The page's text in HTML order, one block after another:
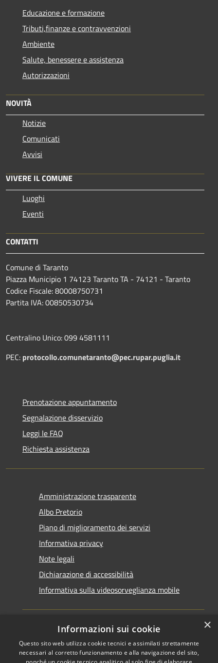
Educazione e formazione
Tributi,finanze e contravvenzioni
Ambiente
Salute, benessere e assistenza
Autorizzazioni
NOVITÀ
Notizie
Comunicati
Avvisi
VIVERE IL COMUNE
Luoghi
Eventi
CONTATTI
Comune di Taranto
Piazza Municipio 1 74123 Taranto TA - 74121 - Taranto
Codice Fiscale: 80008750731
Partita IVA: 00850530734
Centralino Unico: 099 4581111
PEC: protocollo.comunetaranto@pec.rupar.puglia.it
Prenotazione appuntamento
Segnalazione disservizio
Leggi le FAQ
Richiesta assistenza
Amministrazione trasparente
Albo Pretorio
Piano di miglioramento dei servizi
Informativa privacy
Note legali
Dichiarazione di accessibilità
Informativa sulla videosorveglianza mobile
RSS
Copyright © 2026 • Comune di
×
Informazioni sui cookie
Questo sito web utilizza cookie tecnici e assimilati strettamente
necessari al corretto funzionamento e alla navigazione del sito,